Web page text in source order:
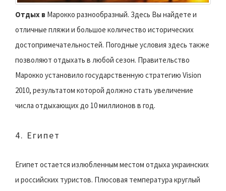
Отдых в Марокко разнообразный. Здесь Вы найдете и
отличные пляжи и большое количество исторических
достопримечательностей. Погодные условия здесь также
позволяют отдыхать в любой сезон. Правительство
Марокко установило государственную стратегию Vision
2010, результатом которой должно стать увеличение
числа отдыхающих до 10 миллионов в год.
4. Египет
Египет остается излюбленным местом отдыха украинских
и российских туристов. Плюсовая температура круглый